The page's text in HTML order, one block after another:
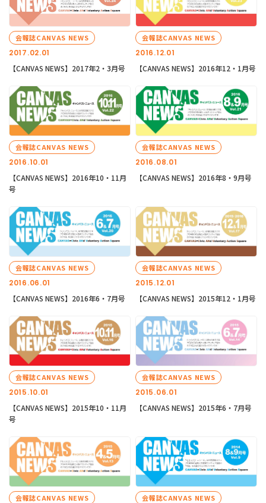
2017.02.01
会報誌CANVAS NEWS
【CANVAS NEWS】2017年2・3月号
2016.12.01
会報誌CANVAS NEWS
【CANVAS NEWS】2016年12・1月号
2016.10.01
会報誌CANVAS NEWS
【CANVAS NEWS】2016年10・11月
号
2016.08.01
会報誌CANVAS NEWS
【CANVAS NEWS】2016年8・9月号
2016.06.01
会報誌CANVAS NEWS
【CANVAS NEWS】2016年6・7月号
2015.12.01
会報誌CANVAS NEWS
【CANVAS NEWS】2015年12・1月号
2015.10.01
会報誌CANVAS NEWS
【CANVAS NEWS】2015年10・11月
号
2015.06.01
会報誌CANVAS NEWS
【CANVAS NEWS】2015年6・7月号
会報誌CANVAS NEWS 会報誌CANVAS NEWS